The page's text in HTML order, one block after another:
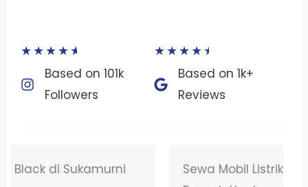
★★★★★
Based on 101k
Followers​
★★★★★
Based on 1k+
Reviews​
Sewa Mobil Listrik BSD Tangerang –